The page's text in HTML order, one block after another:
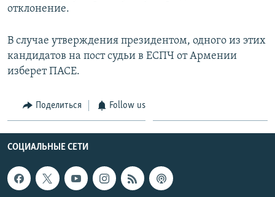
отклонение.
В случае утверждения президентом, одного из этих
кандидатов на пост судьи в ЕСПЧ от Армении
изберет ПАСЕ.
Поделиться Follow us
СОЦИАЛЬНЫЕ СЕТИ